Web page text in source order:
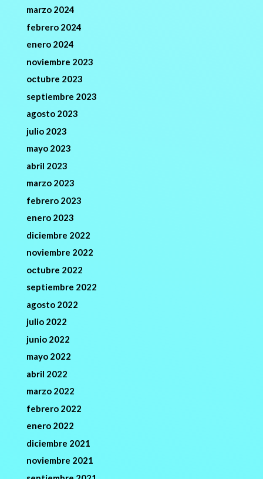
marzo 2024
febrero 2024
enero 2024
noviembre 2023
octubre 2023
septiembre 2023
agosto 2023
julio 2023
mayo 2023
abril 2023
marzo 2023
febrero 2023
enero 2023
diciembre 2022
noviembre 2022
octubre 2022
septiembre 2022
agosto 2022
julio 2022
junio 2022
mayo 2022
abril 2022
marzo 2022
febrero 2022
enero 2022
diciembre 2021
noviembre 2021